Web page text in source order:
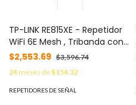
TP-LINK RE815XE - Repetidor
WiFi 6E Mesh , Tribanda con
frecuencia de 6GHz y
velocidades de 5.4Gbps ,
Ancho de banda de canal de
160MHz , Roaming inteligente
$2,553.69 $3,596.74
24meses de$154.32
REPETIDORES DE SEÑAL